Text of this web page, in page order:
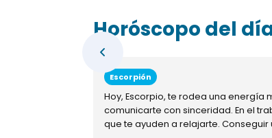
Horóscopo del
Escorpión
Hoy, Escorpio, te rodea una energía
comunicarte con sinceridad. En el
que te ayuden a relajarte.